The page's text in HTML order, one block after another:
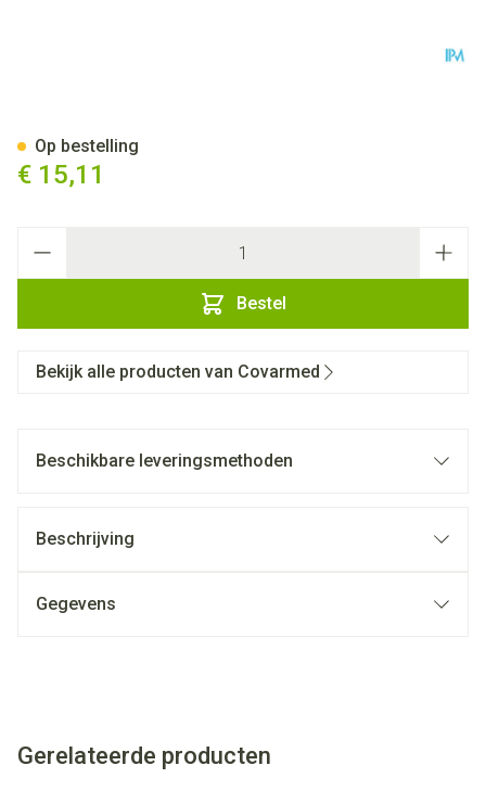
€ 15,11
Bestel
Op bestelling
Bekijk alle producten van Covarmed
Beschikbare leveringsmethoden
Beschrijving
Gegevens
Gerelateerde producten